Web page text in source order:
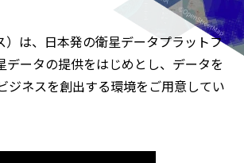
）は、日本発の衛星データプラットフ
データの提供をはじめとし、データを
ジネスを創出する環境をご用意してい